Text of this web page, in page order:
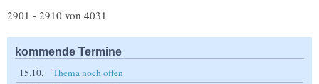
2901 - 2910 von 4031
kommende Termine
15.10.
Thema noch offen